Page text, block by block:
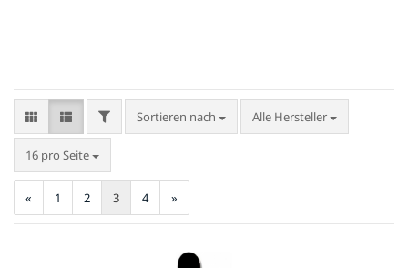
FILTERSortieren nach
Sortieren nach Alle Hersteller
16 pro Seite
pro Seite
« 1 2 3 4 »